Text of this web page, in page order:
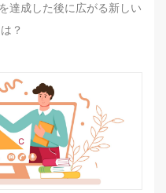
達成した後に広がる新しい
？